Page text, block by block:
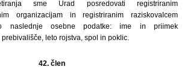
sme Urad posredovati registriranim
organizacijam in registriranim raziskovalcem
naslednje osebne podatke: ime in priimek
leto rojstva, spol in poklic.
42. člen